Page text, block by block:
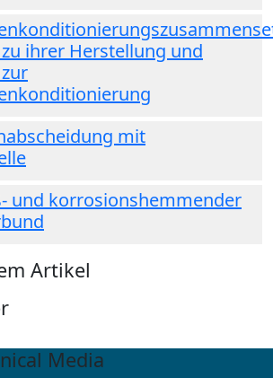
ihrer Herstellung und
mit
und korrosionshemmender
Artikel
Media